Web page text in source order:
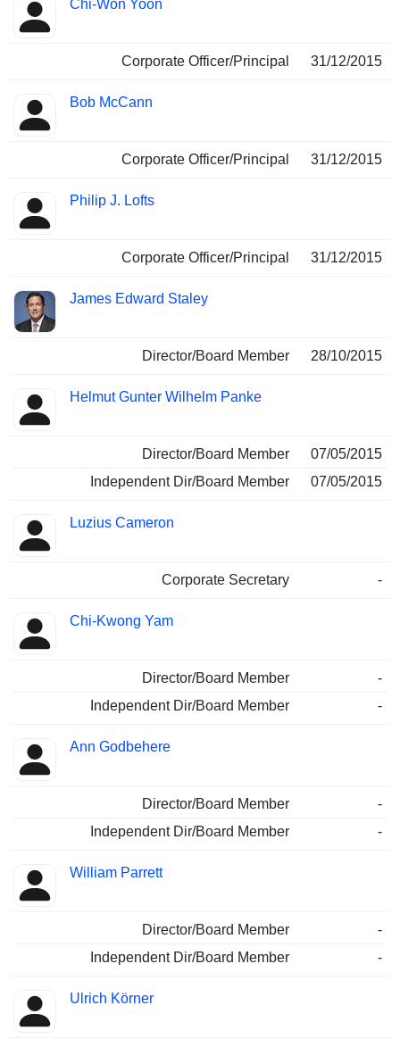
Chi-Won Yoon
Corporate Officer/Principal 31/12/2015
Bob McCann
Corporate Officer/Principal 31/12/2015
Philip J. Lofts
Corporate Officer/Principal 31/12/2015
James Edward Staley
Director/Board Member 28/10/2015
Helmut Gunter Wilhelm Panke
Director/Board Member
07/05/2015
Independent Dir/Board Member
07/05/2015
Luzius Cameron
Corporate Secretary -
Chi-Kwong Yam
Director/Board Member
-
Independent Dir/Board Member
-
Ann Godbehere
Director/Board Member
-
Independent Dir/Board Member
-
William Parrett
Director/Board Member
-
Independent Dir/Board Member
-
Ulrich Körner